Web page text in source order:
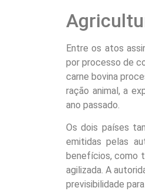
Entre os atos
por processo de
carne bovina
ração animal, a
ano passado.
Os dois países
emitidas pelas
benefícios, como
agilizada. A
previsibilidade